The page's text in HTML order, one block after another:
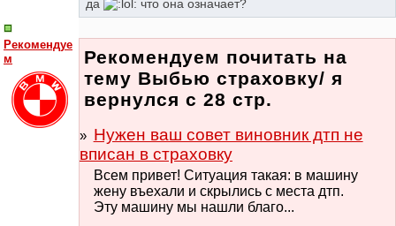
да что она означает?
Рекомендуе
м
Рекомендуем почитать на
тему Выбью страховку/ я
вернулся с 28 стр.
Нужен ваш совет виновник дтп не
вписан в страховку
Всем привет! Ситуация такая: в машину
жену въехали и скрылись с места дтп.
Эту машину мы нашли благо...